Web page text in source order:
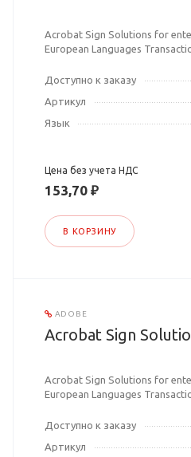
Acrobat Sign Solutions for
European Languages
Доступно к заказу
Артикул
Язык
Цена без учета НДС
153,70 ₽
В КОРЗИНУ
ADOBE
Acrobat Sign
Acrobat Sign Solutions for
European Languages
Доступно к заказу
Артикул